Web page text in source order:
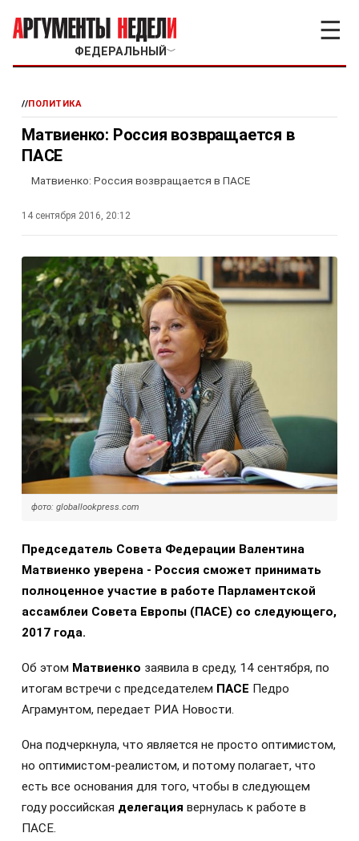
ФЕДЕРАЛЬНЫЙ ﹀
☰
//ПОЛИТИКА
Матвиенко: Россия возвращается в
ПАСЕ
Матвиенко: Россия возвращается в ПАСЕ
14 сентября 2016, 20:12
фото: globallookpress.com
Председатель Совета Федерации Валентина
Матвиенко уверена - Россия сможет принимать
полноценное участие в работе Парламентской
ассамблеи Совета Европы (ПАСЕ) со следующего,
2017 года.
Об этом Матвиенко заявила в среду, 14 сентября, по
итогам встречи с председателем ПАСЕ Педро
Аграмунтом, передает РИА Новости.
Она подчеркнула, что является не просто оптимистом,
но оптимистом-реалистом, и потому полагает, что
есть все основания для того, чтобы в следующем
году российская делегация вернулась к работе в
ПАСЕ.